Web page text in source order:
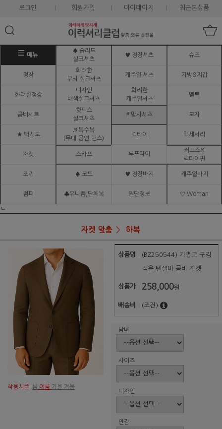
로그인 회원가입 마이페이지 최근본상품
메뉴
♠ 솔리드
실크셔츠
♥ 정장셔츠 슈즈
정장
화려한
무늬 실크셔츠
캐주얼 셔츠 가방&지갑
화려한정장
디자인
배색실크셔츠
화려한
캐주얼셔츠
벨트
콤비세트
핫픽스
실크셔츠
# 망사셔츠 모자
★ 턱시도
♬ 특수복
(무대.공연,댄스)
넥타이 액세서리
자켓 스카프 루프타이
커프스&
넥타이핀
조끼 ♠ 코트 ♥ 정장바지 캐주얼바지
점퍼 ♣유니폼,단체복 원단정보 ♡ Woman
ㅌ
자켓 맞춤 하복
착용시즌: 봄 여름 가을 겨울
상품명 (BZ250544) 가볍고 구김
적은 텐셀마 콤비 자켓
상품가 258,000원
배송비 (조건)
남녀
사이즈
디자인
안감